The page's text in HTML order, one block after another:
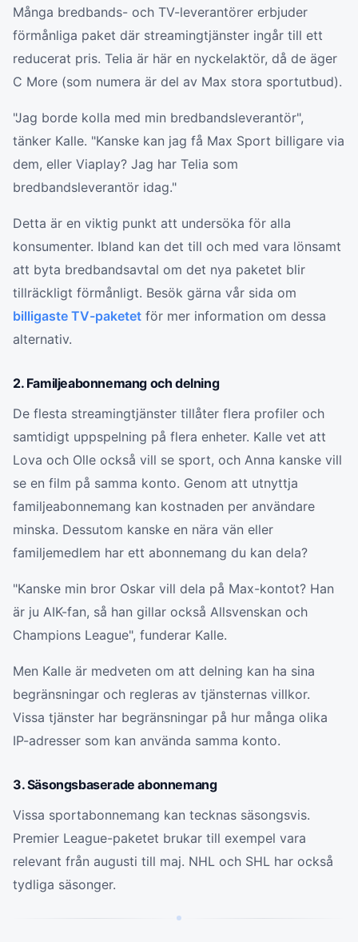
Många bredbands- och TV-leverantörer erbjuder
förmånliga paket där streamingtjänster ingår till ett
reducerat pris. Telia är här en nyckelaktör, då de äger
C More (som numera är del av Max stora sportutbud).
"Jag borde kolla med min bredbandsleverantör",
tänker Kalle. "Kanske kan jag få Max Sport billigare via
dem, eller Viaplay? Jag har Telia som
bredbandsleverantör idag."
Detta är en viktig punkt att undersöka för alla
konsumenter. Ibland kan det till och med vara lönsamt
att byta bredbandsavtal om det nya paketet blir
tillräckligt förmånligt. Besök gärna vår sida om
billigaste TV-paketet för mer information om dessa
alternativ.
2. Familjeabonnemang och delning
De flesta streamingtjänster tillåter flera profiler och
samtidigt uppspelning på flera enheter. Kalle vet att
Lova och Olle också vill se sport, och Anna kanske vill
se en film på samma konto. Genom att utnyttja
familjeabonnemang kan kostnaden per användare
minska. Dessutom kanske en nära vän eller
familjemedlem har ett abonnemang du kan dela?
"Kanske min bror Oskar vill dela på Max-kontot? Han
är ju AIK-fan, så han gillar också Allsvenskan och
Champions League", funderar Kalle.
Men Kalle är medveten om att delning kan ha sina
begränsningar och regleras av tjänsternas villkor.
Vissa tjänster har begränsningar på hur många olika
IP-adresser som kan använda samma konto.
3. Säsongsbaserade abonnemang
Vissa sportabonnemang kan tecknas säsongsvis.
Premier League-paketet brukar till exempel vara
relevant från augusti till maj. NHL och SHL har också
tydliga säsonger.